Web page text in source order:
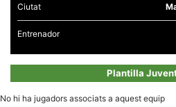
Ciutat
Entrenador
Plantilla
No hi ha jugadors associats a aquest equip